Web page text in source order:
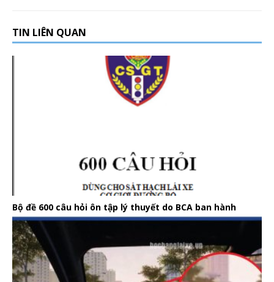
TIN LIÊN QUAN
Bộ đề 600 câu hỏi ôn tập lý thuyết do BCA ban hành